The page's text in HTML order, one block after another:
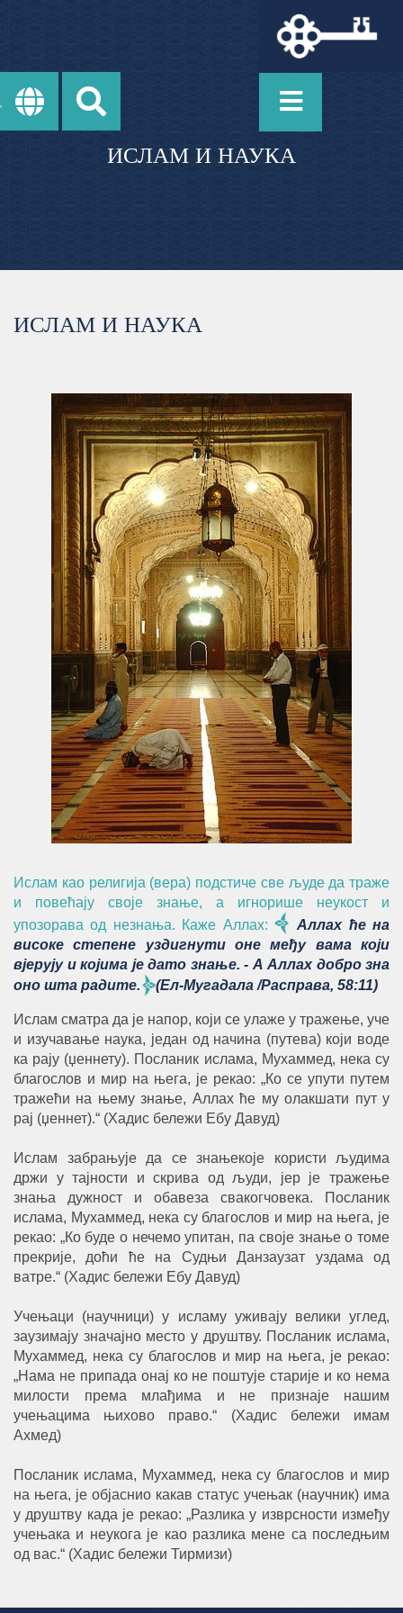
ИСЛАМ И НАУКА
ИСЛАМ И НАУКА
Ислам као религија (вера) подстиче све људе да траже
и повећају своје знање, а игнорише неукост и
упозорава од незнања. Каже Аллах:
Аллах ће на
високе степене уздигнути оне међу вама који
вјерују и којима је дато знање. - А Аллах добро зна
оно шта радите.
(Ел-Мугадала /Расправа, 58:11)
Ислам сматра да је напор, који се улаже у тражење, уче
и изучавање наука, један од начина (путева) који воде
ка рају (џеннету). Посланик ислама, Мухаммед, нека су
благослов и мир на њега, је рекао: „Ко се упути путем
тражећи на њему знање, Аллах ће му олакшати пут у
рај (џеннет).“ (Хадис бележи Ебу Давуд)
Ислам забрањује да се знањекоје користи људима
држи у тајности и скрива од људи, јер је тражење
знања дужност и обавеза свакогчовека. Посланик
ислама, Мухаммед, нека су благослов и мир на њега, је
рекао: „Ко буде о нечемо упитан, па своје знање о томе
прекрије, доћи ће на Судњи Данзаузат уздама од
ватре.“ (Хадис бележи Ебу Давуд)
Учењаци (научници) у исламу уживају велики углед,
заузимају значајно место у друштву. Посланик ислама,
Мухаммед, нека су благослов и мир на њега, је рекао:
„Нама не припада онај ко не поштује старије и ко нема
милости према млађима и не признаје нашим
учењацима њихово право.“ (Хадис бележи имам
Ахмед)
Посланик ислама, Мухаммед, нека су благослов и мир
на њега, је објаснио какав статус учењак (научник) има
у друштву када је рекао: „Разлика у изврсности између
учењака и неукога је као разлика мене са последњим
од вас.“ (Хадис бележи Тирмизи)